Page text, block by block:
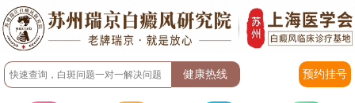
预约挂号